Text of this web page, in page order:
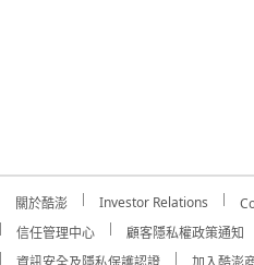
關於酷澎 Investor Relations
信任管理中心
顧客隱私權政策通知